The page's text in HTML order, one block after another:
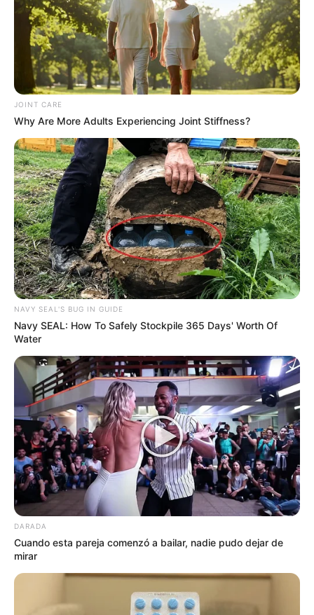
JOINT CARE
Why Are More Adults Experiencing Joint Stiffness?
NAVY SEAL'S BUG IN GUIDE
Navy SEAL: How To Safely Stockpile 365 Days' Worth Of
Water
DARADA
Cuando esta pareja comenzó a bailar, nadie pudo dejar de
mirar